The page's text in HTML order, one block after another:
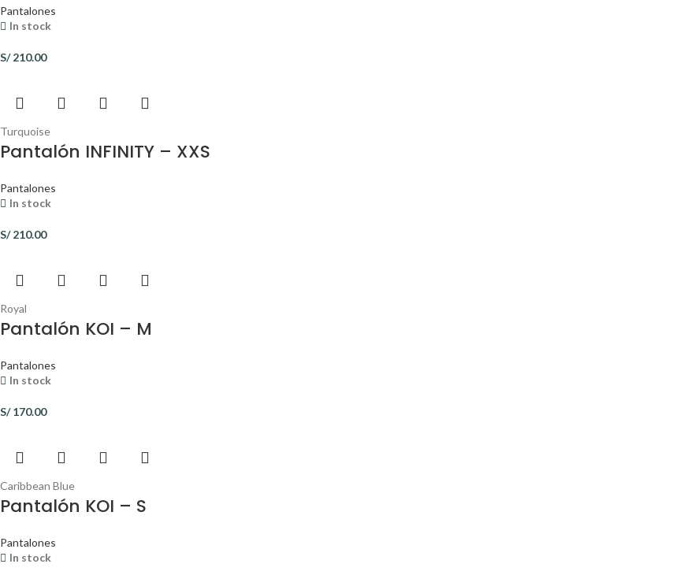
Pantalones
In stock
S/210.00
Turquoise
Pantalón INFINITY – XXS
Pantalones
In stock
S/210.00
Royal
Pantalón KOI – M
Pantalones
In stock
S/170.00
Caribbean Blue
Pantalón KOI – S
Pantalones
In stock